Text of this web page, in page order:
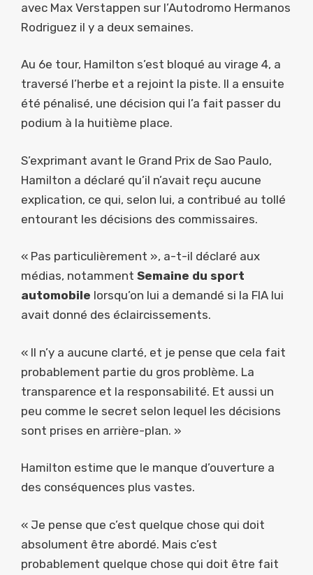
avec Max Verstappen sur l’Autodromo Hermanos
Rodriguez il y a deux semaines.
Au 6e tour, Hamilton s’est bloqué au virage 4, a
traversé l’herbe et a rejoint la piste. Il a ensuite
été pénalisé, une décision qui l’a fait passer du
podium à la huitième place.
S’exprimant avant le Grand Prix de Sao Paulo,
Hamilton a déclaré qu’il n’avait reçu aucune
explication, ce qui, selon lui, a contribué au tollé
entourant les décisions des commissaires.
« Pas particulièrement », a-t-il déclaré aux
médias, notamment Semaine du sport
automobile lorsqu’on lui a demandé si la FIA lui
avait donné des éclaircissements.
« Il n’y a aucune clarté, et je pense que cela fait
probablement partie du gros problème. La
transparence et la responsabilité. Et aussi un
peu comme le secret selon lequel les décisions
sont prises en arrière-plan. »
Hamilton estime que le manque d’ouverture a
des conséquences plus vastes.
« Je pense que c’est quelque chose qui doit
absolument être abordé. Mais c’est
probablement quelque chose qui doit être fait